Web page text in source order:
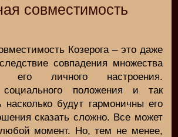
совместимость
Козерога – это даже
совпадения множества
его личного настроения.
социального положения и так
будут гармоничны его
сказать сложно. Все может
момент. Но, тем не менее,